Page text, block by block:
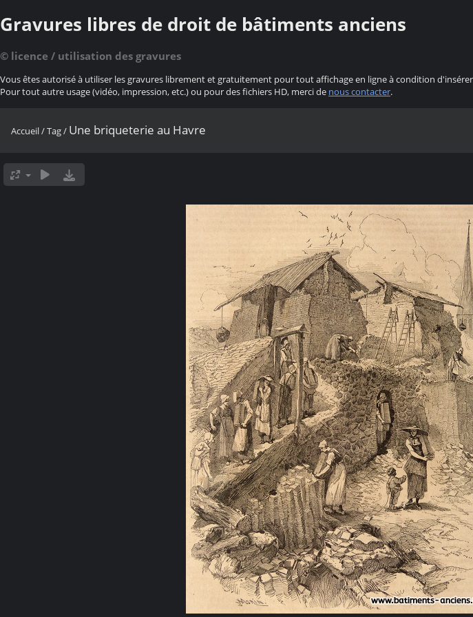
Gravures libres de droit de bâtiments anciens
© licence / utilisation des gravures
Vous êtes autorisé à utiliser les gravures librement et gratuitement pour tout affichage en ligne à condition
Pour tout autre usage (vidéo, impression, etc.) ou pour des fichiers HD, merci de nous contacter.
Accueil/Tag/ Une briqueterie au Havre